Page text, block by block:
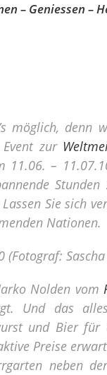
– Geniessen –
möglich,
zur
11.06. –
Sie sich
Nationen.
Nolden vom
Und das alles
und Bier für
Preise
neben